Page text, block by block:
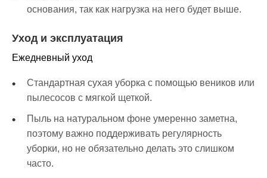
основания, так как нагрузка на него будет выше.
Уход и эксплуатация
Ежедневный уход
Стандартная сухая уборка с помощью веников или
пылесосов с мягкой щеткой.
Пыль на натуральном фоне умеренно заметна,
поэтому важно поддерживать регулярность
уборки, но не обязательно делать это слишком
часто.